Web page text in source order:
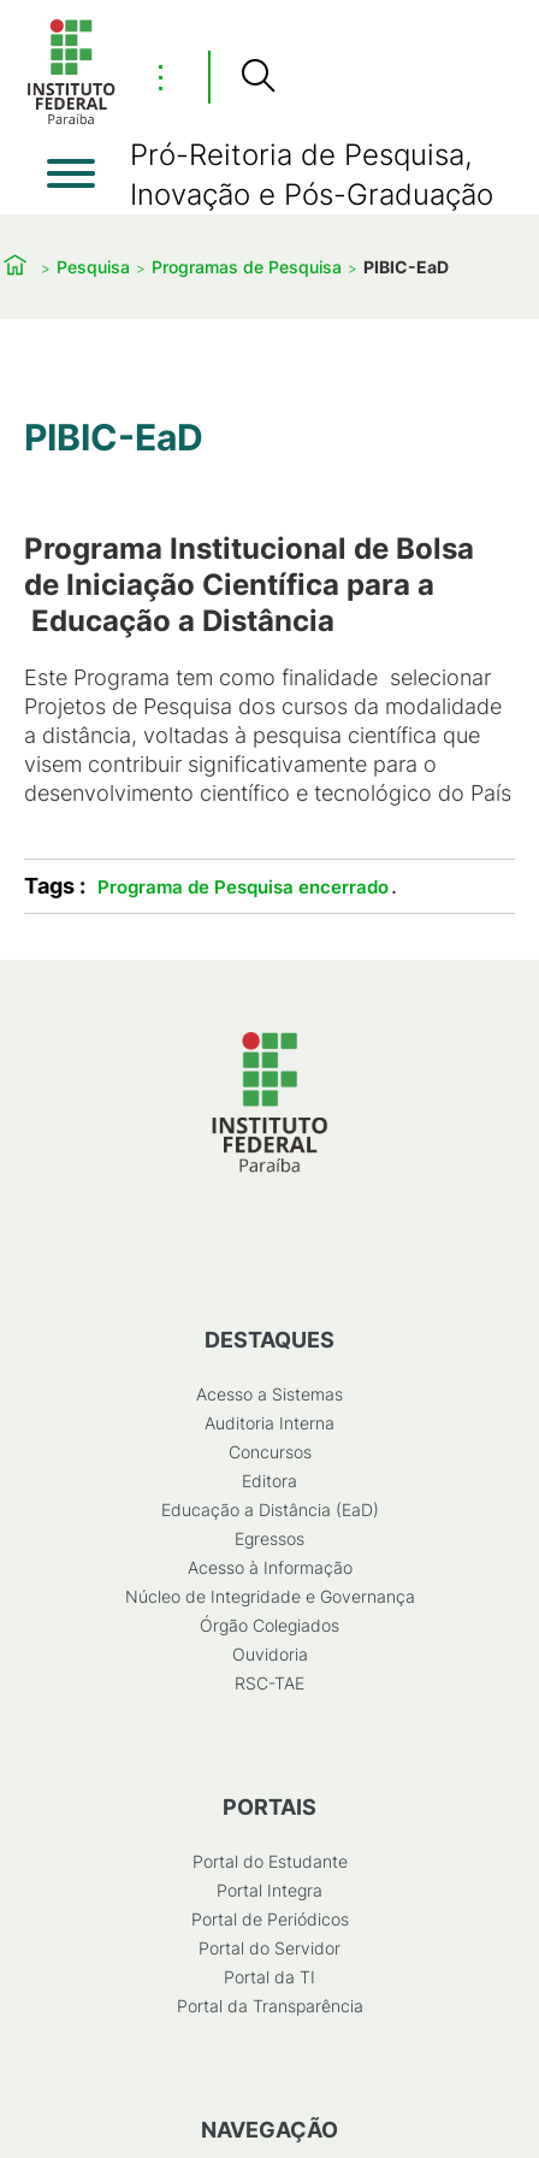
⋮
Pró-Reitoria de Pesquisa,
Inovação e Pós-Graduação
Pesquisa Programas de Pesquisa PIBIC-EaD
PIBIC-EaD
Programa Institucional de Bolsa
de Iniciação Científica para a
Educação a Distância
Este Programa tem como finalidade selecionar
Projetos de Pesquisa dos cursos da modalidade
a distância, voltadas à pesquisa científica que
visem contribuir significativamente para o
desenvolvimento científico e tecnológico do País
Tags : Programa de Pesquisa encerrado.
DESTAQUES
Acesso a Sistemas
Auditoria Interna
Concursos
Editora
Educação a Distância (EaD)
Egressos
Acesso à Informação
Núcleo de Integridade e Governança
Órgão Colegiados
Ouvidoria
RSC-TAE
PORTAIS
Portal do Estudante
Portal Integra
Portal de Periódicos
Portal do Servidor
Portal da TI
Portal da Transparência
NAVEGAÇÃO